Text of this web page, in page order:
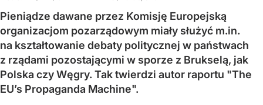
Pieniądze dawane przez Komisję Europejską
organizacjom pozarządowym miały służyć m.in.
na kształtowanie debaty politycznej w państwach
z rządami pozostającymi w sporze z Brukselą, jak
Polska czy Węgry. Tak twierdzi autor raportu "The
EU’s Propaganda Machine".